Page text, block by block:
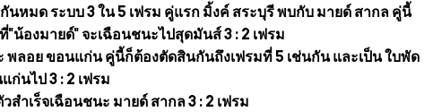
หมด ระบบ 3 ใน 5 เฟรม คู่แรก มิ้งค์ สระบุรี พบกับ มายด์ สากล คู่นี้
"น้องมายด์" จะเฉือนชนะไปสุดมันส์ 3 : 2 เฟรม
พลอย ขอนแก่น คู่นี้ก็ต้องตัดสินกันถึงเฟรมที่ 5 เช่นกัน และเป็น ใบพัด
ก่นไป 3 : 2 เฟรม
ำเร็จเฉือนชนะ มายด์ สากล 3 : 2 เฟรม